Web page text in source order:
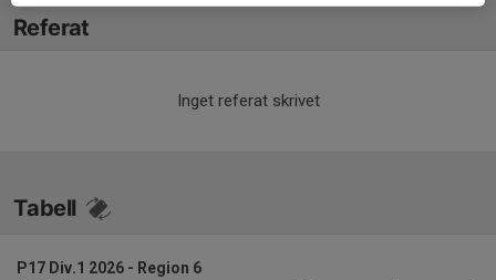
Referat
Inget referat skrivet
Tabell
P17 Div.1 2026 - Region 6